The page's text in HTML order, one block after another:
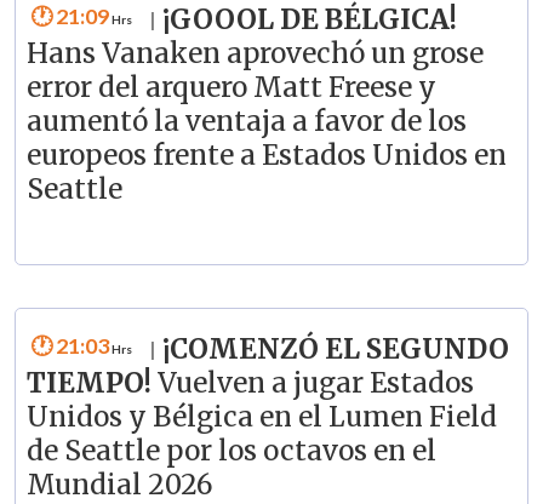
21:09
¡GOOOL DE BÉLGICA!
Hans Vanaken aprovechó un grose
error del arquero Matt Freese y
aumentó la ventaja a favor de los
europeos frente a Estados Unidos en
Seattle
21:03
¡COMENZÓ EL SEGUNDO
TIEMPO! Vuelven a jugar Estados
Unidos y Bélgica en el Lumen Field
de Seattle por los octavos en el
Mundial 2026